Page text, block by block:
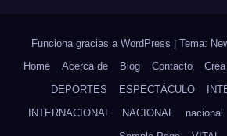
Funciona gracias a WordPress Tema:
Home
Acerca de Blog Contacto
DEPORTES
ESPECTÁCULO
INTERNACIONAL
NACIONAL nacional